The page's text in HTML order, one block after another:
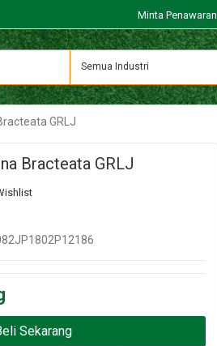
Minta Penawaran
Semua Industri
GRLJ
Bracteata GRLJ
Sekarang